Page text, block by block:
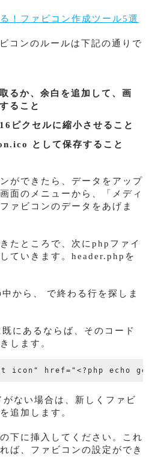
！ファビコン作成ツール5選
コンのルールは下記の通りで
るか、余白を追加して、画
ること
ピクセルに縮小させること
として保存すること
ができたら、データをアップ
面のメニューから、「メディ
ァビコンのデータをあげま
たところで、次にphpファイ
ていきます。header.phpを
から、
で終わる行を探しま
にあるならば、そのコード
します。
がない場合は、新しくファビ
追加します。
下に挿入してください。これ
ば、ファビコンの設定ができ